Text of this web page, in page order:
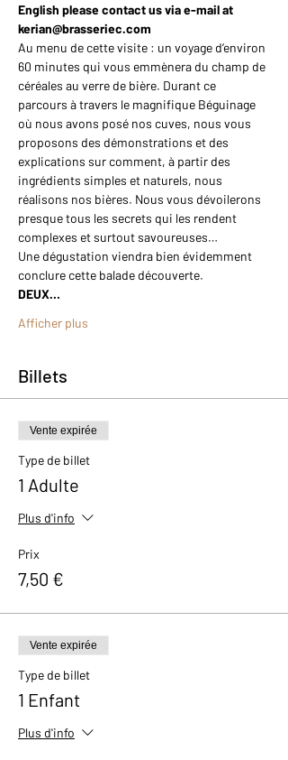
English please contact us via e-mail at
kerian@brasseriec.com
Au menu de cette visite : un voyage d’environ
60 minutes qui vous emmènera du champ de
céréales au verre de bière. Durant ce
parcours à travers le magnifique Béguinage
où nous avons posé nos cuves, nous vous
proposons des démonstrations et des
explications sur comment, à partir des
ingrédients simples et naturels, nous
réalisons nos bières. Nous vous dévoilerons
presque tous les secrets qui les rendent
complexes et surtout savoureuses…
Une dégustation viendra bien évidemment
conclure cette balade découverte.
DEUX…
Afficher plus
Billets
Vente expirée
Type de billet
1 Adulte
Plus d'info
Prix
7,50 €
Vente expirée
Type de billet
1 Enfant
Plus d'info